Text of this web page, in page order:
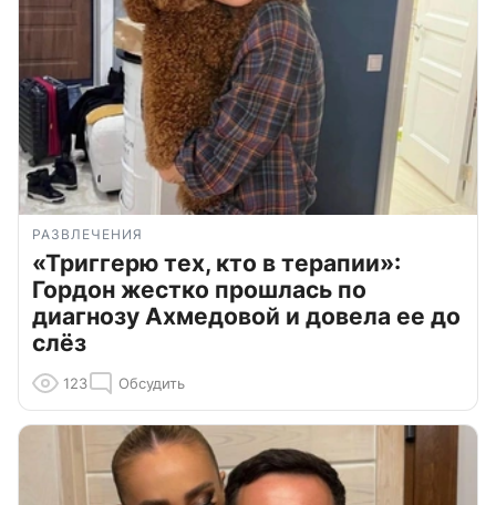
РАЗВЛЕЧЕНИЯ
«Триггерю тех, кто в терапии»:
Гордон жестко прошлась по
диагнозу Ахмедовой и довела ее до
слёз
123 Обсудить